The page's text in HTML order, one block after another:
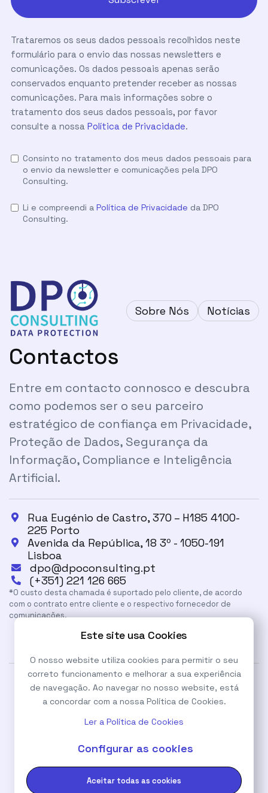
Trataremos os seus dados pessoais recolhidos neste
formulário para o envio das nossas newsletters e
comunicações. Os dados pessoais apenas serão
conservados enquanto pretender receber as nossas
comunicações. Para mais informações sobre o
tratamento dos seus dados pessoais, por favor
consulte a nossa Política de Privacidade.
Consinto no tratamento dos meus dados pessoais para
o envio da newsletter e comunicações pela DPO
Consulting.
Li e compreendi a Política de Privacidade da DPO
Consulting.
Sobre Nós Notícias
Contactos
Entre em contacto connosco e descubra
como podemos ser o seu parceiro
estratégico de confiança em Privacidade,
Proteção de Dados, Segurança da
Informação, Compliance e Inteligência
Artificial.

Rua Eugénio de Castro, 370 – H185 4100-
225 Porto

Avenida da República, 18 3º - 1050-191
Lisboa
 dpo@dpoconsulting.pt
 (+351) 221 126 665
*O custo desta chamada é suportado pelo cliente, de acordo
com o contrato entre cliente e o respectivo fornecedor de
comunicações.
© DPO Consulting. Todos os Direitos Reservados
Política de
Privacidade

Este site usa Cookies
O nosso website utiliza cookies para permitir o seu
correto funcionamento e melhorar a sua experiência
de navegação. Ao navegar no nosso website, está
a concordar com a nossa Política de Cookies.
Ler a Política de Cookies
Configurar as cookies
Aceitar todas as cookies